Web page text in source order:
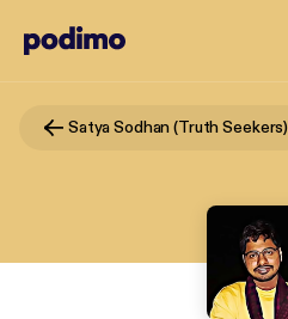
Satya Sodhan (Truth Seekers)